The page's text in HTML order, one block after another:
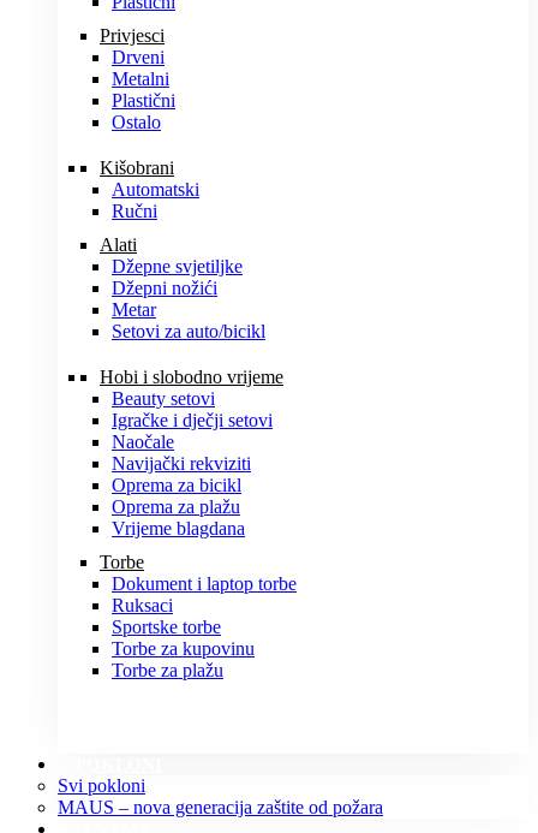
Privjesci
Drveni
Metalni
Plastični
Ostalo
Kišobrani
Automatski
Ručni
Alati
Džepne svjetiljke
Džepni nožići
Metar
Setovi za auto/bicikl
Hobi i slobodno vrijeme
Beauty setovi
Igračke i dječji setovi
Naočale
Navijački rekviziti
Oprema za bicikl
Oprema za plažu
Vrijeme blagdana
Torbe
Dokument i laptop torbe
Ruksaci
Sportske torbe
Torbe za kupovinu
Torbe za plažu
Svi pokloni
MAUS – nova generacija zaštite od požara